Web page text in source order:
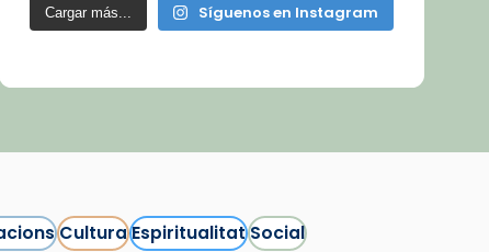
Cargar más... Síguenos en Instagram
CulturaEspiritualitatSocial